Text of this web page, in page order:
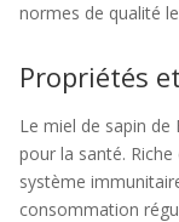
normes de qualité
Propriétés
Le miel de sapin
pour la santé.
système
consommation